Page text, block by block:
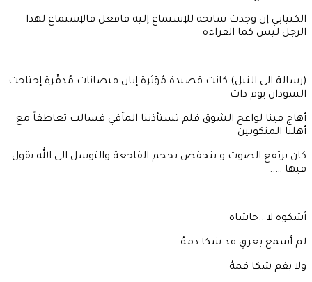
الكتيابي إن وجدت سانحة للإستماع إليه فافعل فالإستماع لهذا
الرجل ليس كما القراءة
(رسالة الى النيل) كانت قصيدة مُؤثرة إبان فيضانات مُدمِّرة إجتاحت
السودان يوم ذات
أهاج فينا لواعج الشوق فلم تستأذننا المآقي فسالت تعاطفاً مع
أهلنا المنكوبين
كان يرتفع الصوت و ينخفض بحجم الفاجعة والتوسل الى الله يقول
فيها …..
أشكوه لا ..حاشاه
لم أسمع بعرقٍ قد شكا دمهُ
ولا بفم شكا فمهُ